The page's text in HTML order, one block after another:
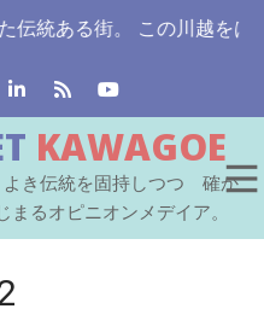
川越をはじめとする七
KAWAGOE
よき伝統を固持しつつ 確か
るオピニオンメデイア。